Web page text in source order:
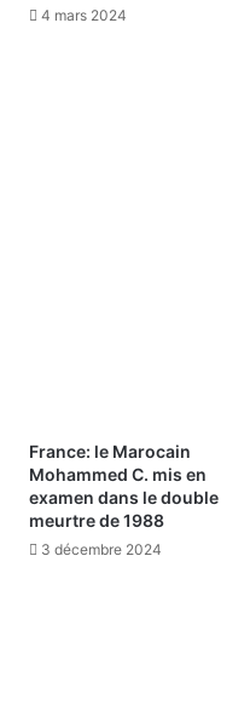
4 mars 2024
France: le Marocain
Mohammed C. mis en
examen dans le double
meurtre de 1988
3 décembre 2024